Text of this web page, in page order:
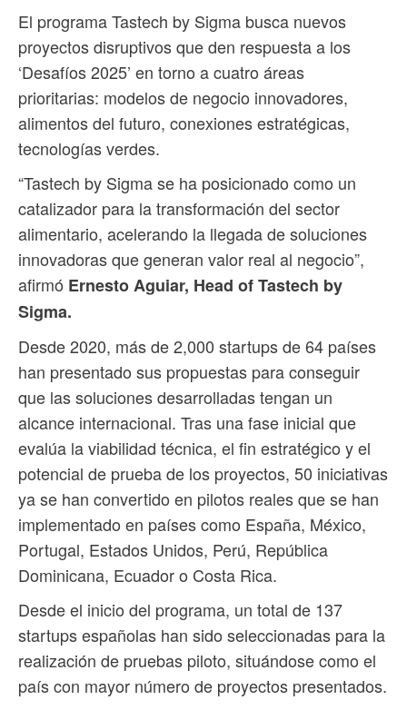
El programa Tastech by Sigma busca nuevos
proyectos disruptivos que den respuesta a los
‘Desafíos 2025’ en torno a cuatro áreas
prioritarias: modelos de negocio innovadores,
alimentos del futuro, conexiones estratégicas,
tecnologías verdes.
“Tastech by Sigma se ha posicionado como un
catalizador para la transformación del sector
alimentario, acelerando la llegada de soluciones
innovadoras que generan valor real al negocio”,
afirmó Ernesto Aguiar, Head of Tastech by
Sigma.
Desde 2020, más de 2,000 startups de 64 países
han presentado sus propuestas para conseguir
que las soluciones desarrolladas tengan un
alcance internacional. Tras una fase inicial que
evalúa la viabilidad técnica, el fin estratégico y el
potencial de prueba de los proyectos, 50 iniciativas
ya se han convertido en pilotos reales que se han
implementado en países como España, México,
Portugal, Estados Unidos, Perú, República
Dominicana, Ecuador o Costa Rica.
Desde el inicio del programa, un total de 137
startups españolas han sido seleccionadas para la
realización de pruebas piloto, situándose como el
país con mayor número de proyectos presentados.